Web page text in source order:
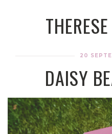
20
DAISY